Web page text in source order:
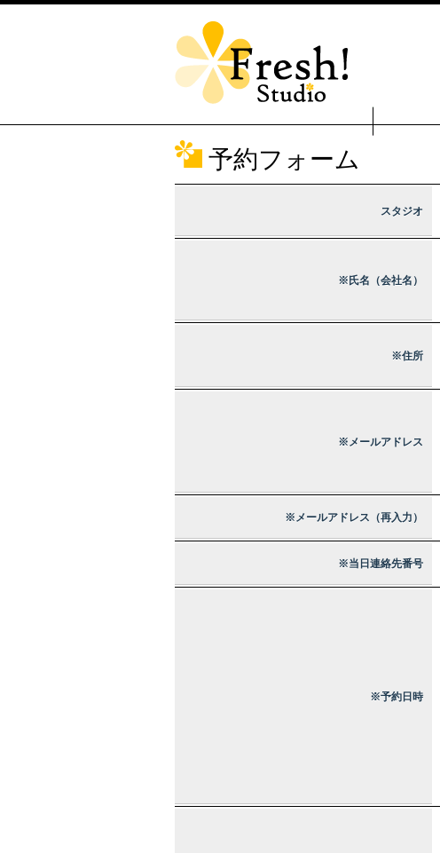
予約フォーム
スタジオ
※氏名（会社名）
※住所
※メールアドレス
※メールアドレス（再入力）
※当日連絡先番号
※予約日時